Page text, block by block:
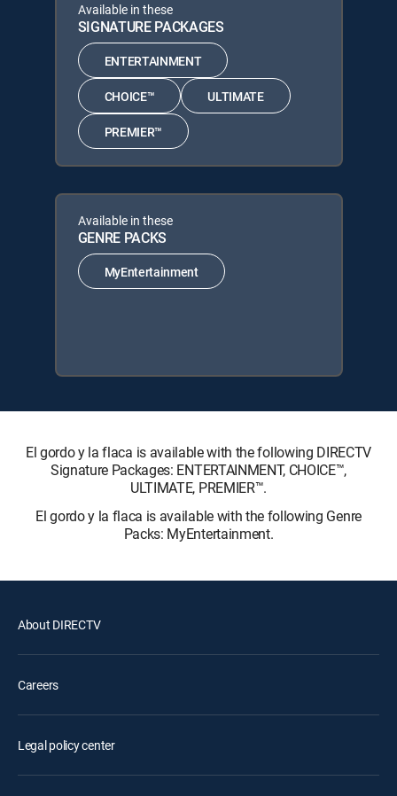
Available in these
SIGNATURE PACKAGES
ENTERTAINMENT
CHOICE™ ULTIMATE
PREMIER™
Available in these
GENRE PACKS
MyEntertainment
El gordo y la flaca is available with the following DIRECTV
Signature Packages: ENTERTAINMENT, CHOICE™,
ULTIMATE, PREMIER™.
El gordo y la flaca is available with the following Genre
Packs: MyEntertainment.
About DIRECTV
Careers
Legal policy center